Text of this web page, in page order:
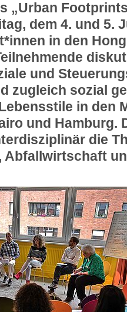
„Urban
dem 4. und 5.
in den
und
zugleich sozial
in den
und Hamburg.
die
Abfallwirtschaft